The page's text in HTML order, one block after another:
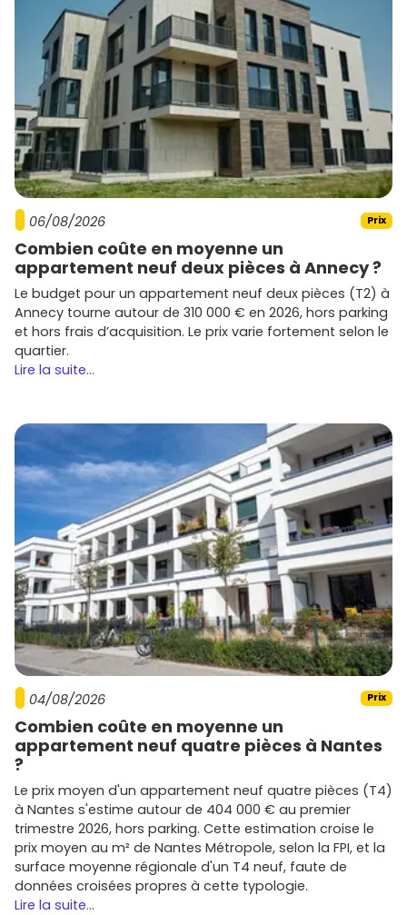
06/08/2026 Prix
Combien coûte en moyenne un
appartement neuf deux pièces à Annecy ?
Le budget pour un appartement neuf deux pièces (T2) à
Annecy tourne autour de 310 000 € en 2026, hors parking
et hors frais d’acquisition. Le prix varie fortement selon le
quartier.
Lire la suite...
04/08/2026 Prix
Combien coûte en moyenne un
appartement neuf quatre pièces à Nantes
?
Le prix moyen d'un appartement neuf quatre pièces (T4)
à Nantes s'estime autour de 404 000 € au premier
trimestre 2026, hors parking. Cette estimation croise le
prix moyen au m² de Nantes Métropole, selon la FPI, et la
surface moyenne régionale d'un T4 neuf, faute de
données croisées propres à cette typologie.
Lire la suite...